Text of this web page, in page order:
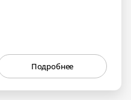
Подробнее